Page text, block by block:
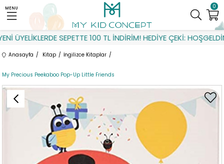
ÜYELİKLERDE SEPETTE 100 TL İNDİRİM! HEDİYE ÇEKİ: HOŞGELDİN
0
MENU
Anasayfa Kitap İngilizce Kitaplar
My Precious Peekaboo Pop-Up Little Friends